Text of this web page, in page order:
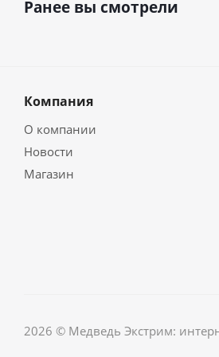
Ранее вы смотрели
Компания
О компании
Новости
Магазин
2026 © Медведь Экстрим: